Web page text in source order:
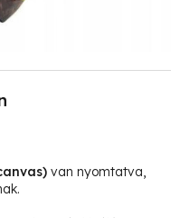
van nyomtatva,